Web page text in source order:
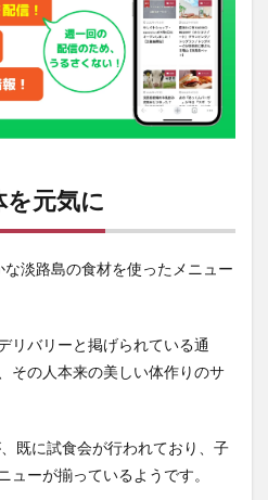
元気に
淡路島の食材を使ったメニュー
リバリーと掲げられている通
その人本来の美しい体作りのサ
既に試食会が行われており、子
ーが揃っているようです。